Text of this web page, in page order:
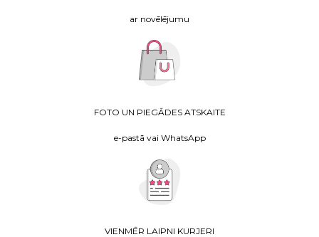
ar novēlējumu
FOTO UN PIEGĀDES ATSKAITE
e-pastā vai WhatsApp
VIENMĒR LAIPNI KURJERI